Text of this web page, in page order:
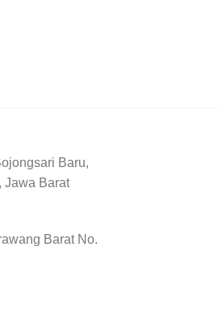
Baru,
Jawa Barat
Barat No.